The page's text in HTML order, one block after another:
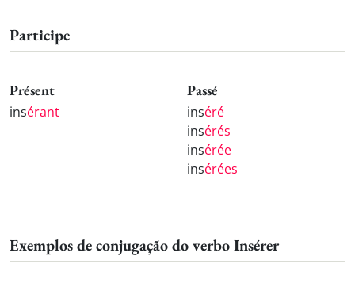
Participe
Présent
insérant
Passé
inséré
insérés
insérée
insérées
Exemplos de conjugação do verbo Insérer